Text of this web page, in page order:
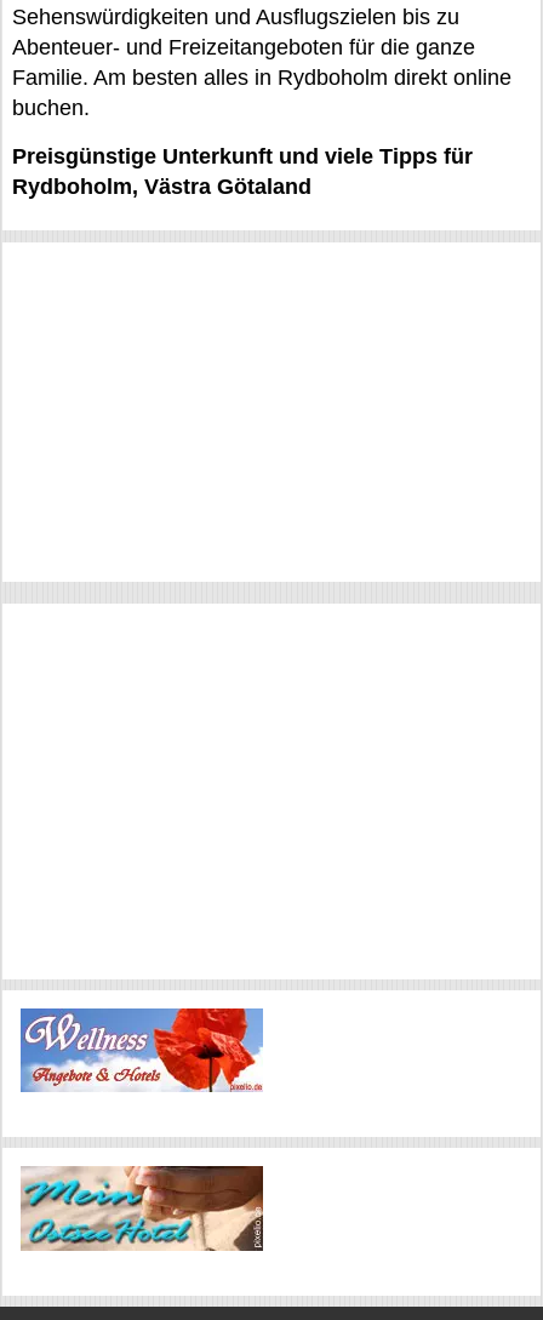
Sehenswürdigkeiten und Ausflugszielen bis zu
Abenteuer- und Freizeitangeboten für die ganze
Familie. Am besten alles in Rydboholm direkt online
buchen.
Preisgünstige Unterkunft und viele Tipps für
Rydboholm, Västra Götaland